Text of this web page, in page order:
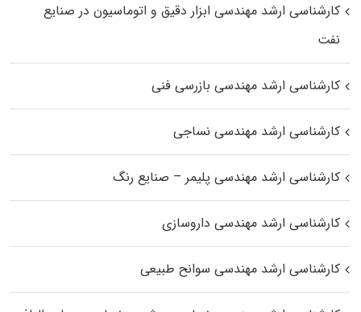
کارشناسی ارشد مهندسی ابزار دقیق و اتوماسیون در صنایع
نفت
کارشناسی ارشد مهندسی بازرسی فنی
کارشناسی ارشد مهندسی نساجی
کارشناسی ارشد مهندسی پلیمر – صنایع رنگ
کارشناسی ارشد مهندسی داروسازی
کارشناسی ارشد مهندسی سوانح طبیعی